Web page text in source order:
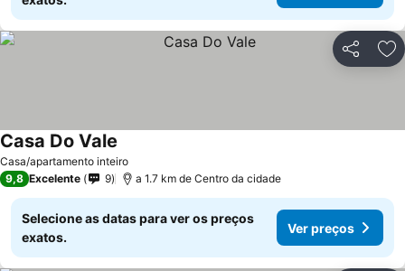
Partilhar
Casa/apartamento inteiro
Casa Do Vale
9,8 Excelente 9 a 1.7 km de Centro da cidade
Selecione as datas para ver os preços
exatos.
Ver preços